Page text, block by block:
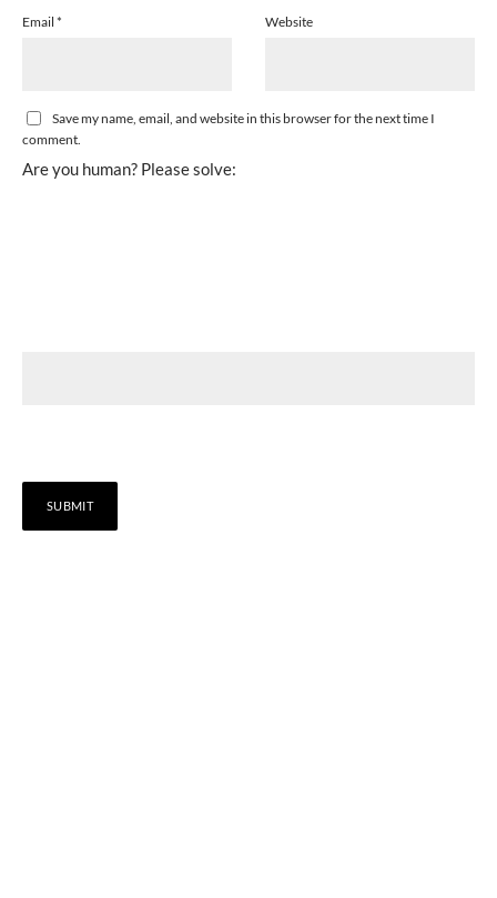
Email * Website
Save my name, email, and website in this browser for the next time I
comment.
Are you human? Please solve: